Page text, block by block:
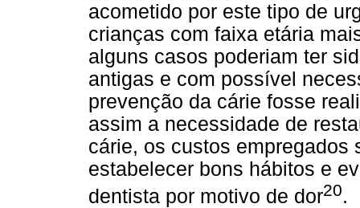
acometido por este tipo de
crianças com faixa etária
alguns casos poderiam ter
antigas e com possível
prevenção da cárie fosse
assim a necessidade de
cárie, os custos empregados
estabelecer bons hábitos e
dentista por motivo de dor20.